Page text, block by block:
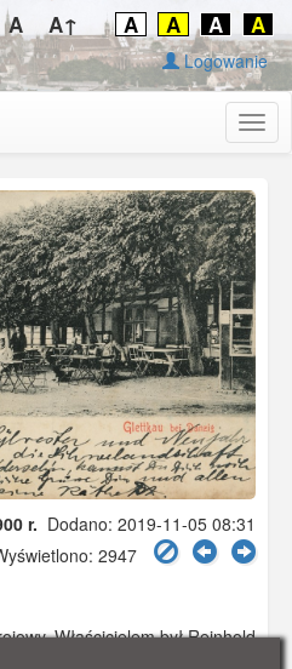
A A↑ A A A A
Logowanie
r. Dodano: 2019-11-05 08:31
2947
Właścicielem był Reinhold
roku.